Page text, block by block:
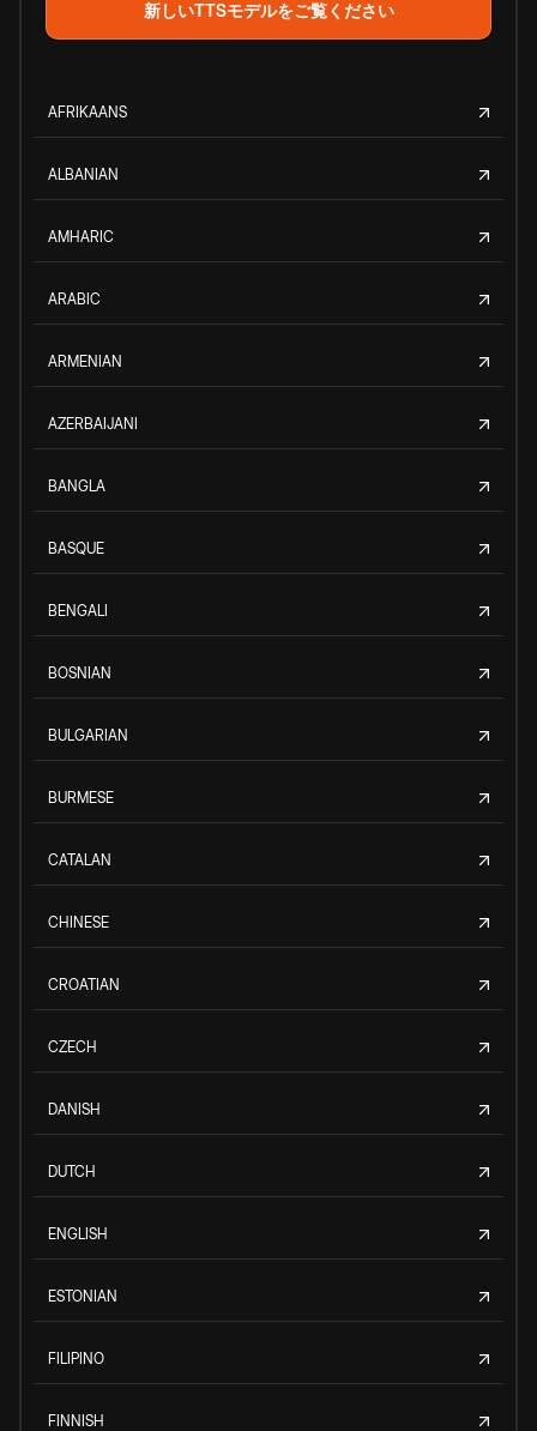
新しいTTSモデルをご覧ください
AFRIKAANS
ALBANIAN
AMHARIC
ARABIC
ARMENIAN
AZERBAIJANI
BANGLA
BASQUE
BENGALI
BOSNIAN
BULGARIAN
BURMESE
CATALAN
CHINESE
CROATIAN
CZECH
DANISH
DUTCH
ENGLISH
ESTONIAN
FILIPINO
FINNISH